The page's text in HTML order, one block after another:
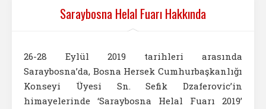
Saraybosna Helal Fuarı Hakkında
26-28 Eylül 2019 tarihleri arasında
Saraybosna’da, Bosna Hersek Cumhurbaşkanlığı
Konseyi Üyesi Sn. Sefik Dzaferovic’in
himayelerinde ‘Saraybosna Helal Fuarı 2019’